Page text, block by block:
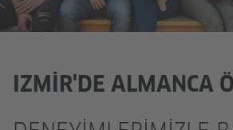
IZMIR'DE ALMANCA